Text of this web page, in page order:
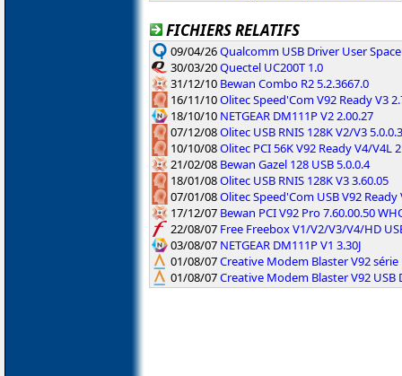
FICHIERS RELATIFS
09/04/26Qualcomm USB Driver User
30/03/20Quectel UC200T 1.0
31/12/10 Bewan Combo R2 5.2.3667.0
16/11/10Olitec Speed'Com V92 Ready V3
18/10/10 NETGEAR DM111P V2 2.00.27
07/12/08Olitec USB RNIS 128K V2/V3 5.0.0.3
10/10/08Olitec PCI 56K V92 Ready V4/V4L
21/02/08 Bewan Gazel 128 USB 5.0.0.4
18/01/08Olitec USB RNIS 128K V3 3.60.05
07/01/08Olitec Speed'Com USB V92 Ready
17/12/07 Bewan PCI V92 Pro 7.60.00.50
22/08/07 Free Freebox V1/V2/V3/V4/HD
03/08/07 NETGEAR DM111P V1 3.30J
01/08/07Creative Modem Blaster V92 série
01/08/07Creative Modem Blaster V92 USB